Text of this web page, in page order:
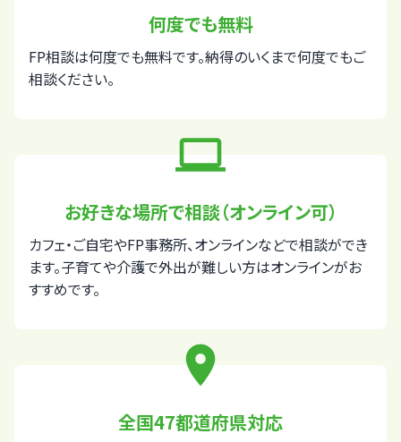
何度でも無料
FP相談は何度でも無料です。納得のいくまで何度でもご
相談ください。
computer
お好きな場所で相談（オンライン可）
カフェ・ご自宅やFP事務所、オンラインなどで相談ができ
ます。子育てや介護で外出が難しい方はオンラインがお
すすめです。
place
全国47都道府県対応